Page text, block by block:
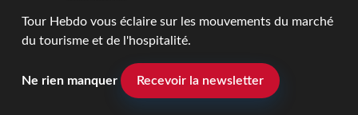
Tour Hebdo vous éclaire sur les mouvements du marché
du tourisme et de l'hospitalité.
Ne rien manquer Recevoir la newsletter